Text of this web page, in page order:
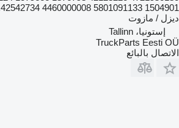
1504901 5801091133 4460000008 42542734...
ديزل / مازوت
إستونيا، Tallinn
TruckParts Eesti OÜ
الاتصال بالبائع